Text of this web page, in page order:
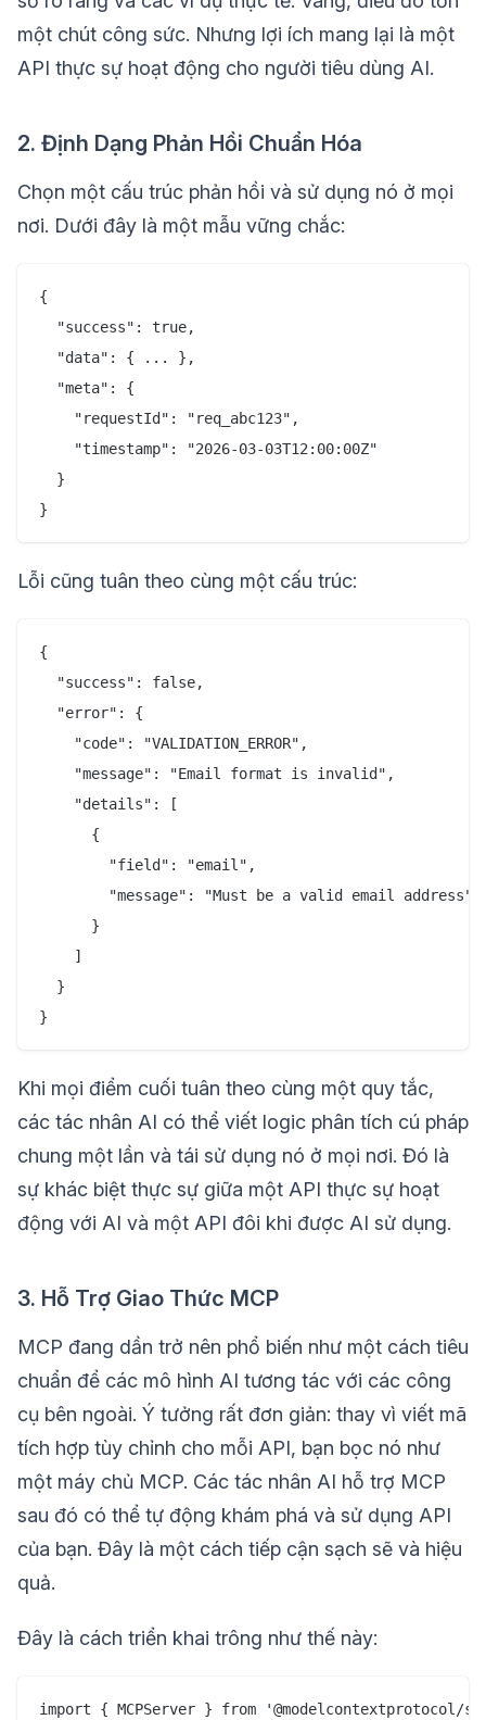
một chút công sức. Nhưng lợi ích mang lại là một
API thực sự hoạt động cho người tiêu dùng AI.
2. Định Dạng Phản Hồi Chuẩn Hóa
Chọn một cấu trúc phản hồi và sử dụng nó ở mọi
nơi. Dưới đây là một mẫu vững chắc:
{
  "success": true,
  "data": { ... },
  "meta": {
    "requestId": "req_abc123",
    "timestamp": "2026-03-03T12:00:00Z"
  }
Lỗi cũng tuân theo cùng một cấu trúc:
{
  "success": false,
  "error": {
    "code": "VALIDATION_ERROR",
    "message": "Email format is invalid",
    "details": [
      {
        "field": "email",
        "message": "Must be a valid email address"
      }
    ]
  }
Khi mọi điểm cuối tuân theo cùng một quy tắc,
các tác nhân AI có thể viết logic phân tích cú pháp
chung một lần và tái sử dụng nó ở mọi nơi. Đó là
sự khác biệt thực sự giữa một API thực sự hoạt
động với AI và một API đôi khi được AI sử dụng.
3. Hỗ Trợ Giao Thức MCP
MCP đang dần trở nên phổ biến như một cách tiêu
chuẩn để các mô hình AI tương tác với các công
cụ bên ngoài. Ý tưởng rất đơn giản: thay vì viết mã
tích hợp tùy chỉnh cho mỗi API, bạn bọc nó như
một máy chủ MCP. Các tác nhân AI hỗ trợ MCP
sau đó có thể tự động khám phá và sử dụng API
của bạn. Đây là một cách tiếp cận sạch sẽ và hiệu
quả.
Đây là cách triển khai trông như thế này:
import { MCPServer } from '@modelcontextprotocol/